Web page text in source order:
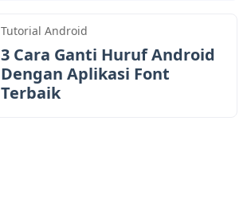
Tutorial Android
3 Cara Ganti Huruf Android
Dengan Aplikasi Font
Terbaik